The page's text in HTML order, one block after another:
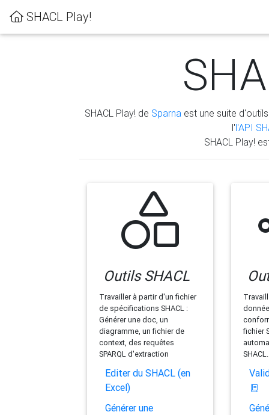
SHACL Play!
SHACL Play! de Sparna est une suite
l'l'API
SHACL Play!
Outils SHACL
Travailler à partir d'un fichier
de spécifications SHACL :
Générer une doc, un
diagramme, un fichier de
context, des requêtes
SPARQL d'extraction
Editer du SHACL (en
Excel)
Générer une
fichier
SHACL.